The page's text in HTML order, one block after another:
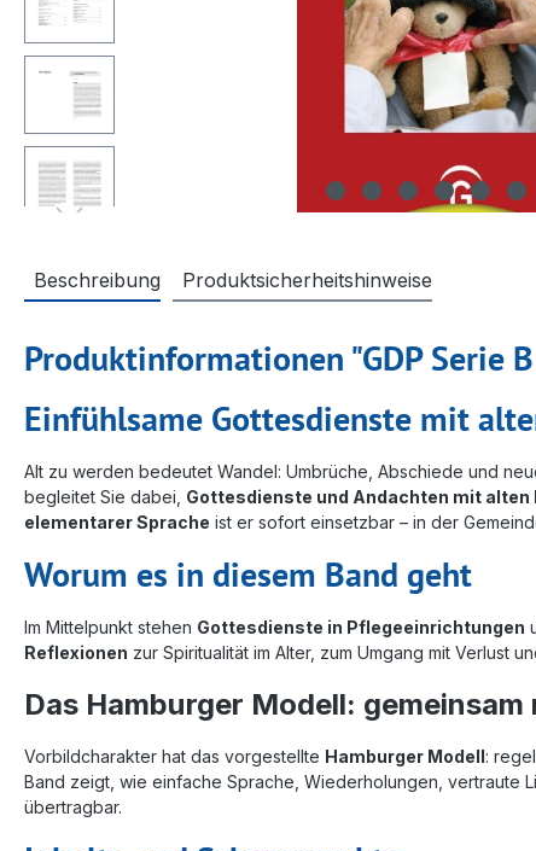
Beschreibung Produktsicherheitshinweise
Produktinformationen "GDP Serie
Einfühlsame Gottesdienste mit
Alt zu werden bedeutet Wandel: Umbrüche, Abschiede und
begleitet Sie dabei, Gottesdienste und Andachten mit alten
elementarer Sprache ist er sofort einsetzbar – in der
Worum es in diesem Band geht
Im Mittelpunkt stehen Gottesdienste in Pflegeeinrichtungen
Reflexionen zur Spiritualität im Alter, zum Umgang mit Verlust
Das Hamburger Modell:
Vorbildcharakter hat das vorgestellte Hamburger Modell:
Band zeigt, wie einfache Sprache, Wiederholungen, vertraute
übertragbar.